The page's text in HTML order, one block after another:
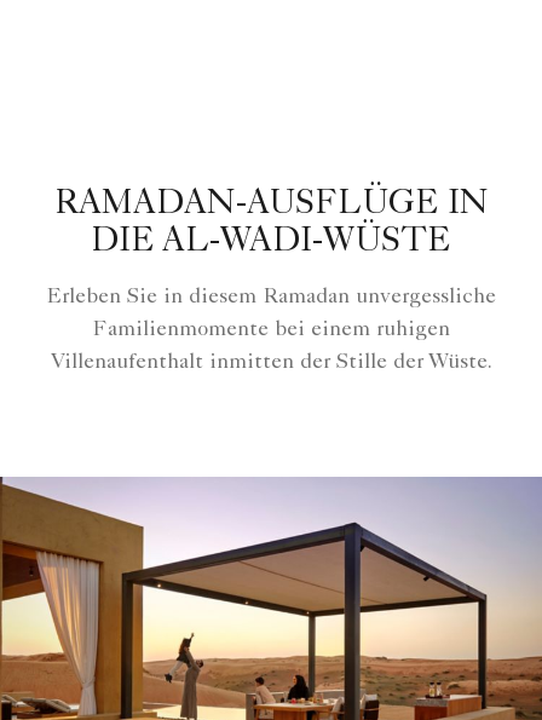
RAMADAN-AUSFLÜGE IN
DIE AL-WADI-WÜSTE
Erleben Sie in diesem Ramadan unvergessliche
Familienmomente bei einem ruhigen
Villenaufenthalt inmitten der Stille der Wüste.